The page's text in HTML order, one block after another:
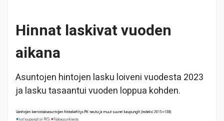
Hinnat laskivat vuoden
aikana
Asuntojen hintojen lasku loiveni vuodesta 2023
ja lasku tasaantui vuoden loppua kohden.